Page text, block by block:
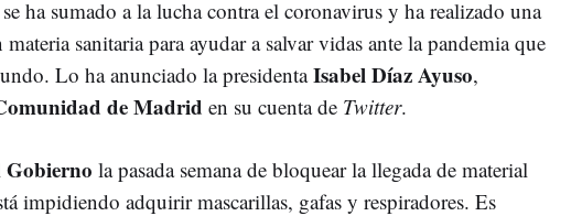
se ha sumado a la lucha contra el coronavirus y ha realizado una
sanitaria para ayudar a salvar vidas ante la pandemia que
Lo ha anunciado la presidentaIsabel Díaz Ayuso,
de Madrid en su cuenta de Twitter.
Gobierno la pasada semana de bloquear la llegada de material
impidiendo adquirir mascarillas, gafas y respiradores. Es